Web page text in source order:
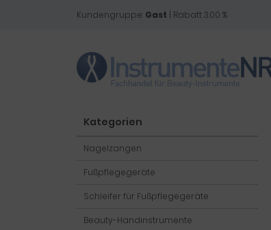
Kundengruppe: Gast | Rabatt 3.00 %
Kategorien
Nagelzangen
Fußpflegegeräte
Schleifer für Fußpflegegeräte
Beauty-Handinstrumente